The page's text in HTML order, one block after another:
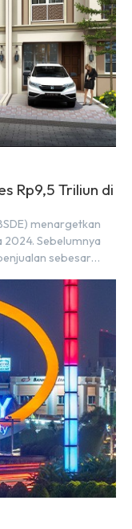
Rp9,5 Triliun di
menargetkan
Sebelumnya
sebesar
Wijaya
maupun nasional
untuk
[…]